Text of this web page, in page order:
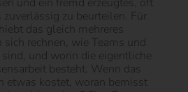
zu beurteilen. Für
das gleich mehreres
rechnen, wie Teams und
und worin die eigentliche
besteht. Wenn das
etwas kostet, woran bemisst